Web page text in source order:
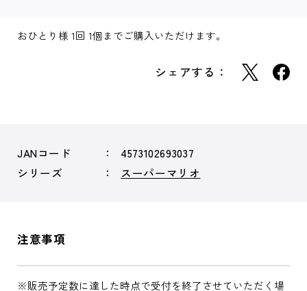
おひとり様 1回 1個までご購入いただけます。
シェアする：
JANコード
4573102693037
シリーズ
スーパーマリオ
注意事項
※販売予定数に達した時点で受付を終了させていただく場